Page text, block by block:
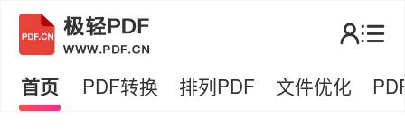
首页 PDF转换 排列PDF 文件优化